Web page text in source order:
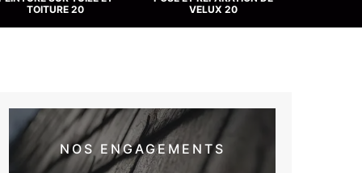
TOITURE 20
VELUX 20
NOS ENGAGEMENTS